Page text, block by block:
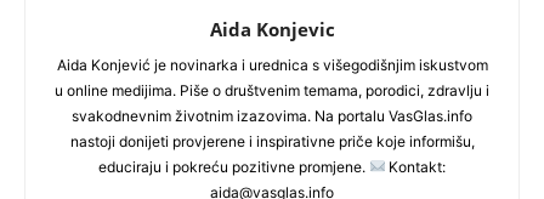
Aida Konjevic
Aida Konjević je novinarka i urednica s višegodišnjim iskustvom
u online medijima. Piše o društvenim temama, porodici, zdravlju i
svakodnevnim životnim izazovima. Na portalu VasGlas.info
nastoji donijeti provjerene i inspirativne priče koje informišu,
educiraju i pokreću pozitivne promjene.
Kontakt:
aida@vasglas.info